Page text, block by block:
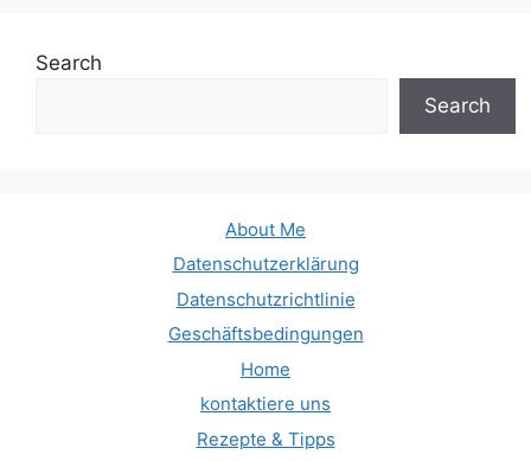
Search
Search
About Me
Datenschutzerklärung
Datenschutzrichtlinie
Geschäftsbedingungen
Home
kontaktiere uns
Rezepte & Tipps